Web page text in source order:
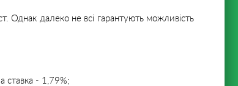
Однак далеко не всі гарантують можливість
ставка - 1,79%;